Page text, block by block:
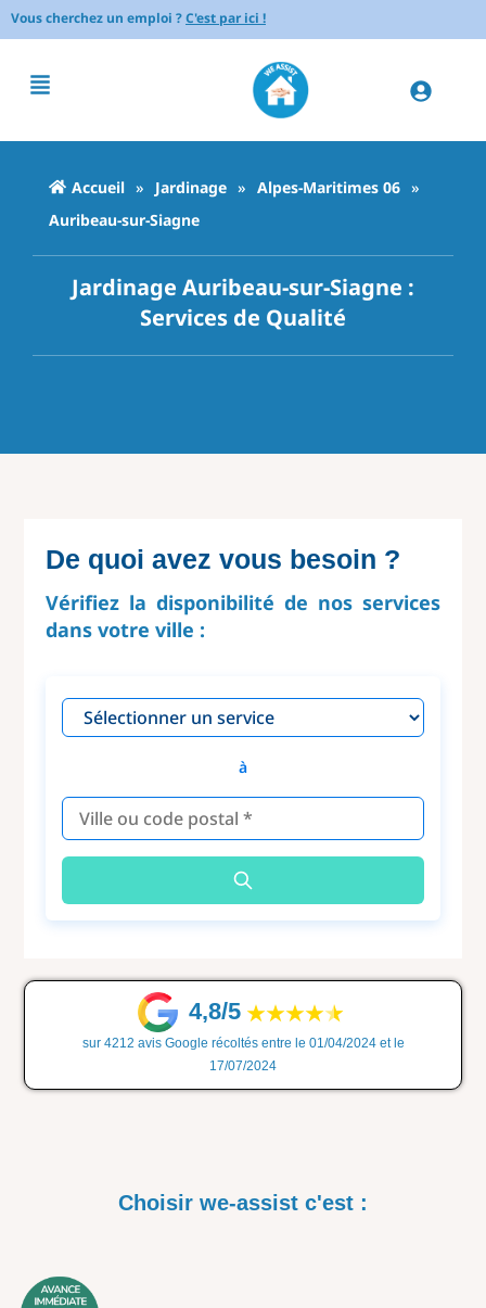
Vous cherchez un emploi ?C'est par ici !
Accueil » Jardinage » Alpes-Maritimes 06 »
Auribeau-sur-Siagne
Jardinage Auribeau-sur-Siagne :
Services de Qualité
De quoi avez vous besoin ?
Vérifiez la disponibilité de nos services
dans votre ville :
à
4,8/5
sur 4212 avis Google récoltés entre le 01/04/2024 et le
17/07/2024
Choisir we-assist c'est :